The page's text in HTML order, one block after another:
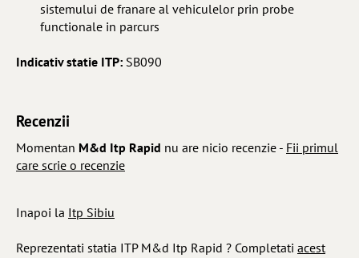
sistemului de franare al vehiculelor prin probe
functionale in parcurs
Indicativ statie ITP: SB090
Recenzii
Momentan M&d Itp Rapid nu are nicio recenzie - Fii primul
care scrie o recenzie
Inapoi la Itp Sibiu
Reprezentati statia ITP M&d Itp Rapid ? Completati acest